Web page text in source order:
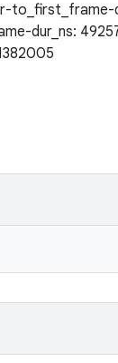
to_first_frame-
dur_ns: